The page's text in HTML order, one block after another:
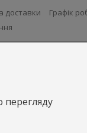
доставки Графік
перегляду